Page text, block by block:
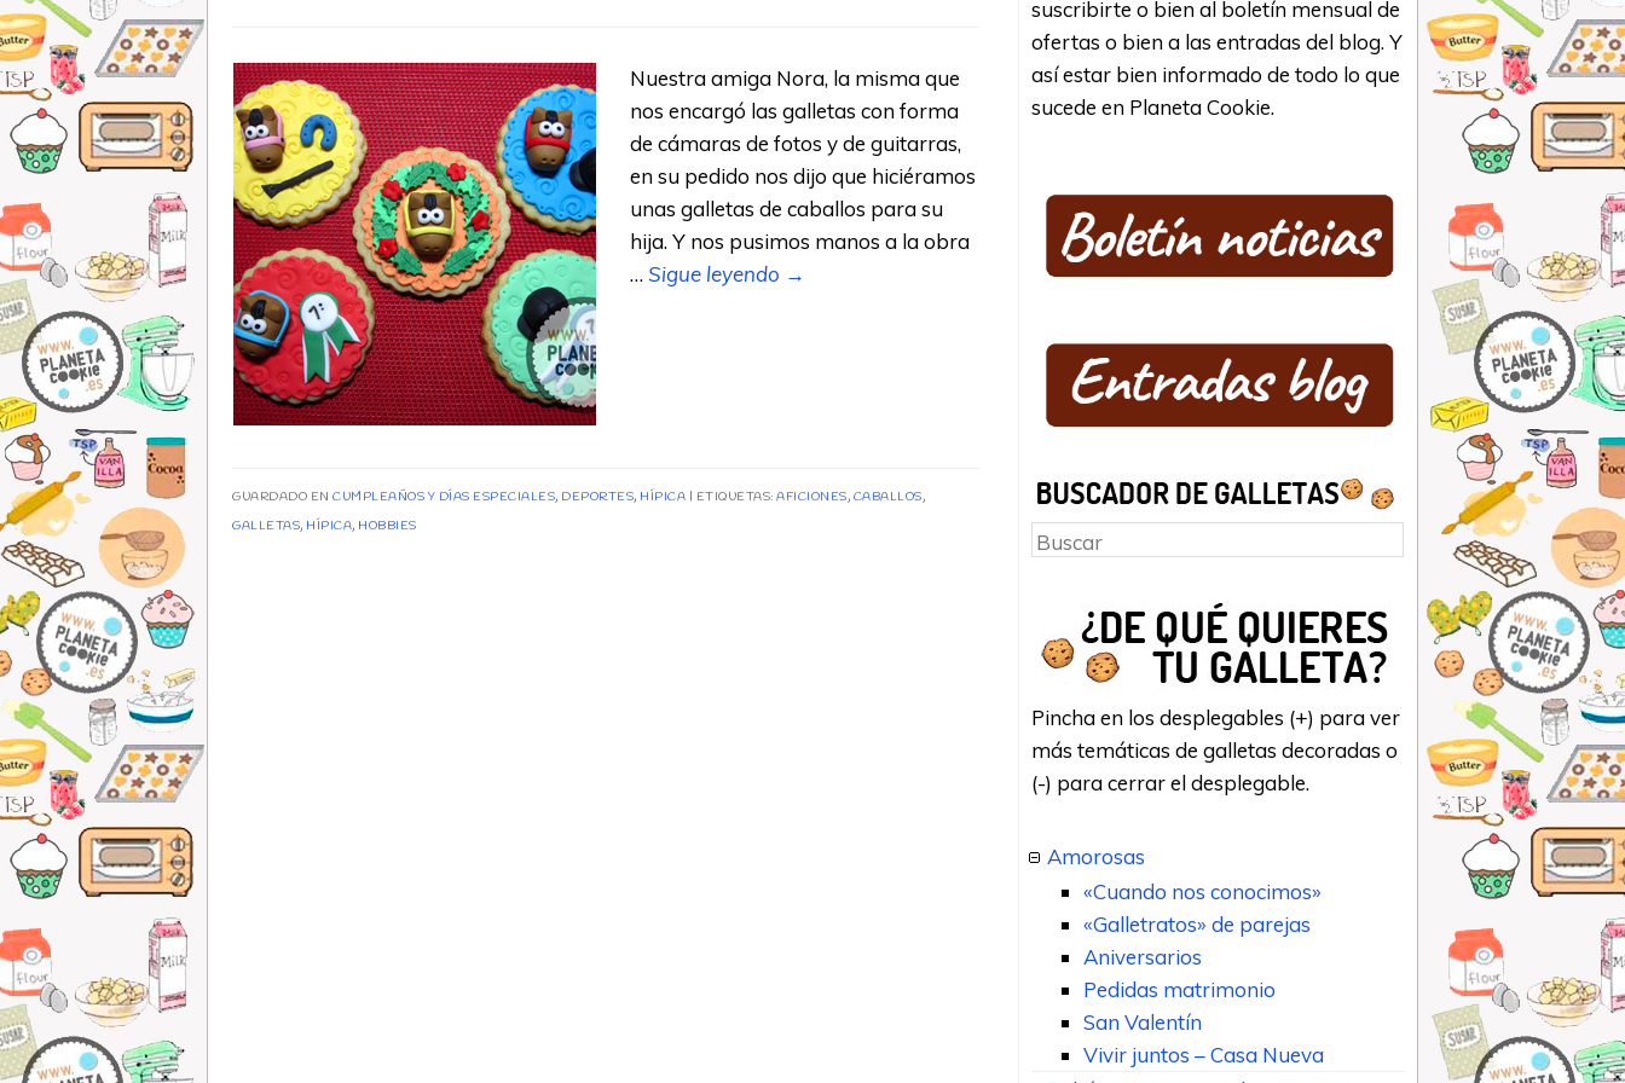
Nuestra amiga Nora, la misma que
nos encargó las galletas con forma
de cámaras de fotos y de guitarras,
en su pedido nos dijo que hiciéramos
unas galletas de caballos para su
hija. Y nos pusimos manos a la obra
…Sigue leyendo →
GUARDADO EN CUMPLEAÑOS Y DÍAS ESPECIALES, DEPORTES, HÍPICA ETIQUETAS: AFICIONES, CABALLOS,
GALLETAS, HÍPICA, HOBBIES
suscribirte o bien al boletín mensual de
ofertas o bien a las entradas del blog. Y
así estar bien informado de todo lo que
sucede en Planeta Cookie.
Buscar
Pincha en los desplegables (+) para ver
más temáticas de galletas decoradas o
(-) para cerrar el desplegable.
Amorosas
«Cuando nos conocimos»
«Galletratos» de parejas
Aniversarios
Pedidas matrimonio
San Valentín
Vivir juntos – Casa Nueva